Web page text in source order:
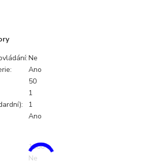
Ne
Ano
50
1
1
Ano
1000
Ne